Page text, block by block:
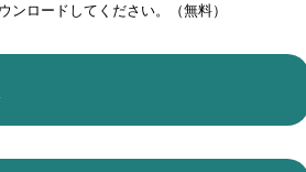
ンロードしてください。（無料）